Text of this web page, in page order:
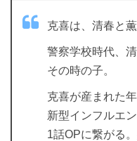
克喜は、清春と
警察学校時代、
その時の子。
克喜が産まれた
新型インフルエ
1話OPに繋がる。